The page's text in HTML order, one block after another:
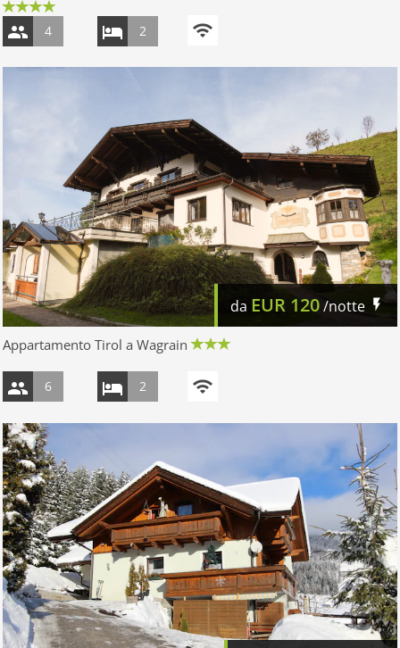
4 2
da EUR 120/notte
Appartamento Tirol a Wagrain
6 2